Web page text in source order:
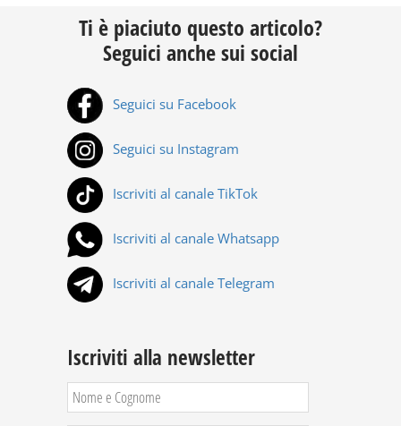
Ti è piaciuto questo articolo?
Seguici anche sui social
Seguici su Facebook
Seguici su Instagram
Iscriviti al canale TikTok
Iscriviti al canale Whatsapp
Iscriviti al canale Telegram
Iscriviti alla newsletter